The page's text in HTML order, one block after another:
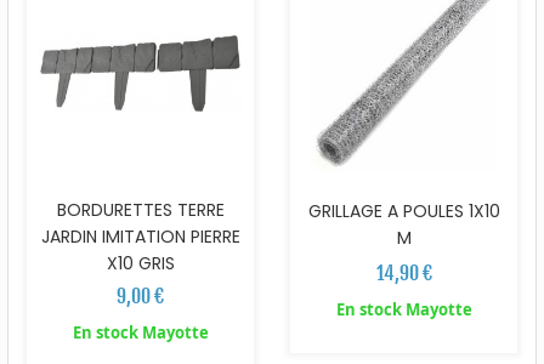
BORDURETTES TERRE
JARDIN IMITATION PIERRE
X10 GRIS
9,00 €
En stock Mayotte
GRILLAGE A POULES 1X10
M
14,90 €
En stock Mayotte